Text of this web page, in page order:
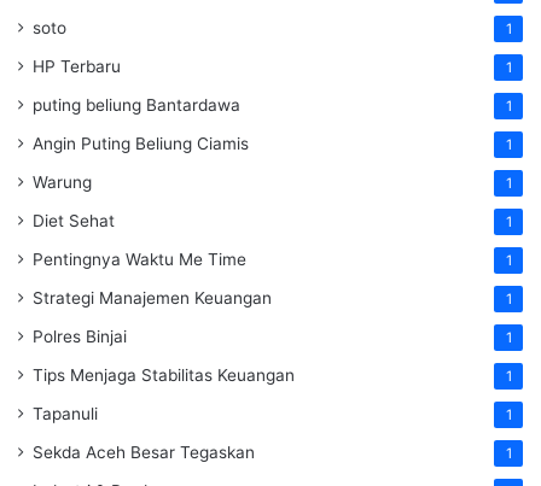
soto 1
HP Terbaru 1
puting beliung Bantardawa 1
Angin Puting Beliung Ciamis 1
Warung 1
Diet Sehat 1
Pentingnya Waktu Me Time 1
Strategi Manajemen Keuangan 1
Polres Binjai 1
Tips Menjaga Stabilitas Keuangan 1
Tapanuli 1
Sekda Aceh Besar Tegaskan 1